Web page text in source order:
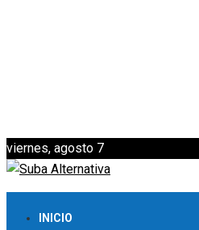
viernes, agosto 7
INICIO